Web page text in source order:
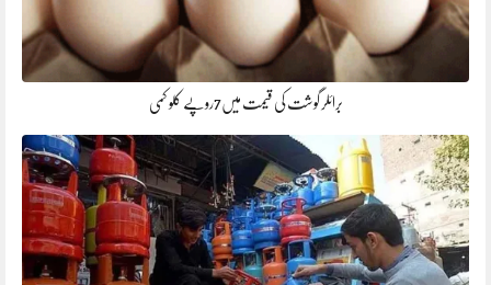
برائلر گوشت کی قیمت میں7روپے کلو کمی